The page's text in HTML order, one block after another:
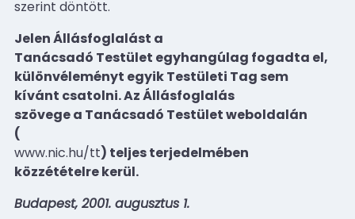
szerint döntött.
Jelen Állásfoglalást a
Tanácsadó Testület egyhangúlag fogadta el,
különvéleményt egyik Testületi Tag sem
kívánt csatolni. Az Állásfoglalás
szövege a Tanácsadó Testület weboldalán
(
www.nic.hu/tt) teljes terjedelmében
közzétételre kerül.
Budapest, 2001. augusztus 1.